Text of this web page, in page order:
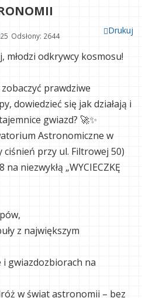
Drukuj
Odsłony: 2644
młodzi odkrywcy kosmosu!
zobaczyć prawdziwe
dowiedzieć się jak działają i
gwiazd? 🚀✨
Astronomiczne w
ciśnień przy ul. Filtrowej 50)
niezwykłą „WYCIECZKĘ
z największym
i gwiazdozbiorach na
w świat astronomii – bez